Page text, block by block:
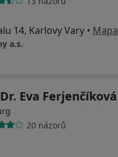
14, Karlovy Vary • Mapa
a.s.
Eva Ferjenčíková
20 názorů